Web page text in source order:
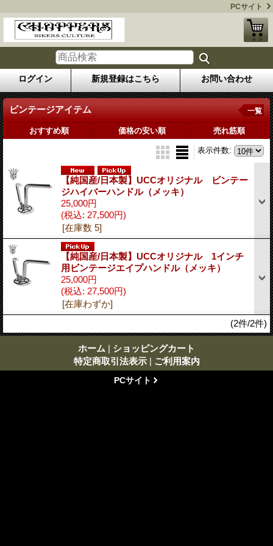
PCサイト
ログイン 新規登録はこちら お問い合わせ
ビンテージアイテム 一覧
おすすめ順 価格の安い順 売れ筋順
表示件数:
【純国産/日本製】UCCオリジナル ビンテー
ジハイバーハンドル（メッキ）
25,000円
(税込: 27,500円)
[在庫数 5]
【純国産/日本製】UCCオリジナル 1インチ
用ビンテージエイプハンドル（メッキ）
25,000円
(税込: 27,500円)
[在庫わずか]
(2件/2件)
ホーム | ショッピングカート
特定商取引法表示 | ご利用案内
PCサイト